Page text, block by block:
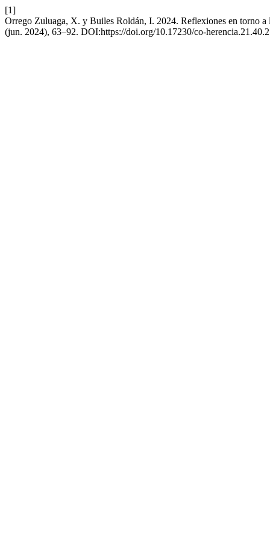
[1]
Orrego Zuluaga, X. y Builes Roldán, I. 2024. Reflexiones en torno
(jun. 2024), 63–92. DOI:https://doi.org/10.17230/co-